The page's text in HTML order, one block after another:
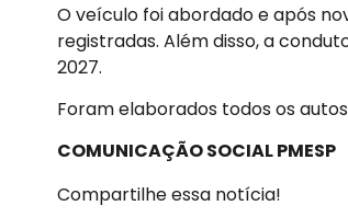
O veículo foi abordado e após
registradas. Além disso, a
2027.
Foram elaborados todos os
COMUNICAÇÃO SOCIAL PMESP
Compartilhe essa notícia!